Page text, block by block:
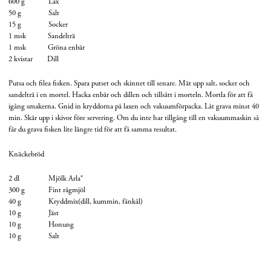
50 g Salt
15 g Socker
1 msk Sandelträ
1 msk Gröna enbär
2 kvistar Dill
Putsa och filea fisken. Spara putset och skinnet till senare. Mät upp salt, socker och
sandelträ i en mortel. Hacka enbär och dillen och tillsätt i morteln. Mortla för att få
igång smakerna. Gnid in kryddorna på laxen och vakuumförpacka. Låt grava minst 40
min. Skär upp i skivor före servering. Om du inte har tillgång till en vakuummaskin så
får du grava fisken lite längre tid för att få samma resultat.
Knäckebröd
2 dl Mjölk Arla®
300 g Fint rågmjöl
40 g Kryddmix(dill, kummin, fänkål)
10 g Jäst
10 g Honung
10 g Salt